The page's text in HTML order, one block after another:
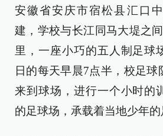
安徽省安庆市宿松县汇口
建，学校与长江同马大堤之
里，一座小巧的五人制足球
日的每天早晨7点半，校足球
来到球场，进行一个小时的
的足球场，承载着当地少年的